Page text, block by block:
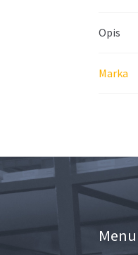
Opis
Marka
Menu